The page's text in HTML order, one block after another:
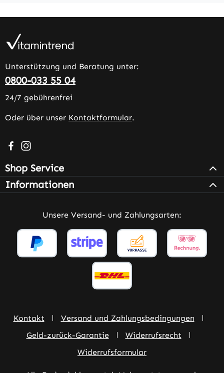
Unterstützung und Beratung unter:
0800-033 55 04
24/7 gebührenfrei
Oder über unser Kontaktformular.
Besuche uns auf Facebook – öffnet in neuem Tab
Schau auf Instagram vorbei – öffnet in neuem Tab
Shop Service
Informationen
Unsere Versand- und Zahlungsarten:
Kontakt
Versand und Zahlungsbedingungen
Geld-zurück-Garantie
Widerrufsrecht
Widerrufsformular